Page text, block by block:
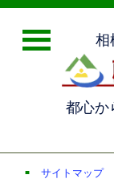
相
都心か
サイトマップ